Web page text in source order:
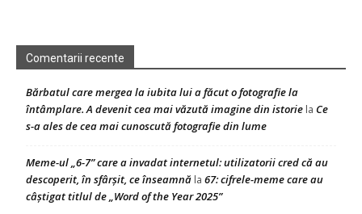
Comentarii recente
Bărbatul care mergea la iubita lui a făcut o fotografie la
întâmplare. A devenit cea mai văzută imagine din istorie la Ce
s-a ales de cea mai cunoscută fotografie din lume
Meme-ul „6-7” care a invadat internetul: utilizatorii cred că au
descoperit, în sfârșit, ce înseamnă la 67: cifrele-meme care au
câștigat titlul de „Word of the Year 2025”